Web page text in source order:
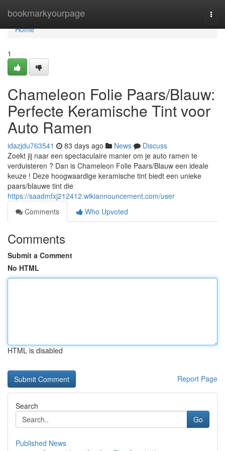
bookmarkyourpage
Home
Home
1
Chameleon Folie Paars/Blauw:
Perfecte Keramische Tint voor
Auto Ramen
idazjdu763541 83 days ago News
Discuss
Zoekt jij naar een spectaculaire manier om je auto ramen te
verduisteren ? Dan is Chameleon Folie Paars/Blauw een ideale
keuze ! Deze hoogwaardige keramische tint biedt een unieke
paars/blauwe tint die
https://saadmfxj212412.wikiannouncement.com/user
Comments
Who Upvoted
Comments
Submit a Comment
No HTML
HTML is disabled
Report Page
Search
Go
Published News